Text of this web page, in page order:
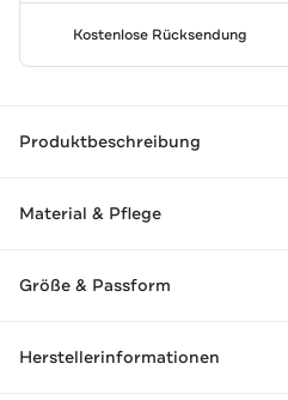
Kostenlose Rücksendung
Produktbeschreibung
Material & Pflege
Größe & Passform
Herstellerinformationen